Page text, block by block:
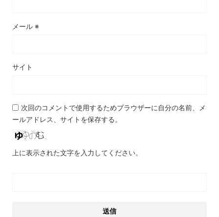
メール ※
サイト
次回のコメントで使用するためブラウザーに自分の名前、メ
ールアドレス、サイトを保存する。
上に表示された文字を入力してください。